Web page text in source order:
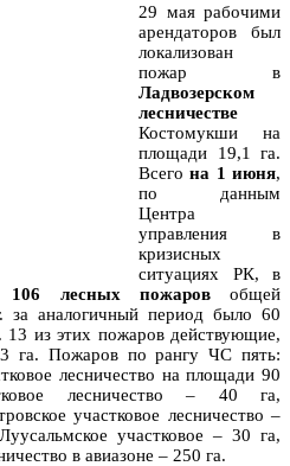
29 мая рабочими
арендаторов был
локализован
пожар в
Ладвозерском
лесничестве
Костомукши на
площади 19,1 га.
Всегона 1 июня,
по данным
Центра
управления в
кризисных
ситуациях РК, в
106 лесных пожаровобщей
аналогичный период было 60
из этих пожаров действующие,
га. Пожаров по рангу ЧС пять:
лесничество на площади 90
лесничество – 40 га,
участковое лесничество –
участковое – 30 га,
в авиазоне – 250 га.